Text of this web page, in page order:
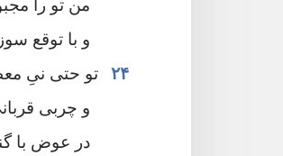
من تو را
و با توقع
۲۴ تو حتی نیِ
و چربی
در عوض با